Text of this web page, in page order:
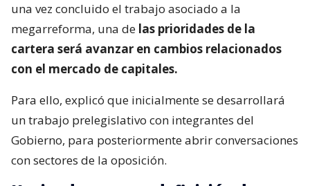
una vez concluido el trabajo asociado a la
megarreforma, una de las prioridades de la
cartera será avanzar en cambios relacionados
con el mercado de capitales.
Para ello, explicó que inicialmente se desarrollará
un trabajo prelegislativo con integrantes del
Gobierno, para posteriormente abrir conversaciones
con sectores de la oposición.